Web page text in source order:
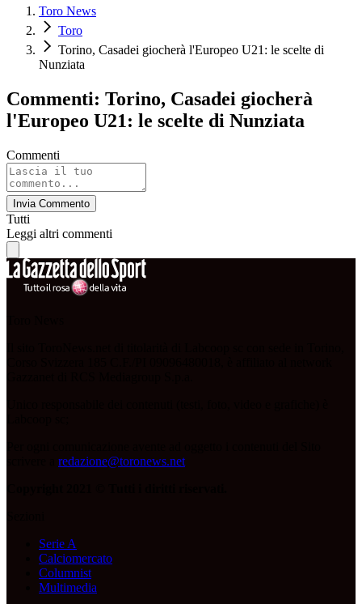
Toro News
Toro
Torino, Casadei giocherà l'Europeo U21: le scelte di
Nunziata
Commenti: Torino, Casadei giocherà
l'Europeo U21: le scelte di Nunziata
Commenti
Invia Commento
Tutti
Leggi altri commenti
redazione@toronews.net
Serie A
Calciomercato
Columnist
Multimedia